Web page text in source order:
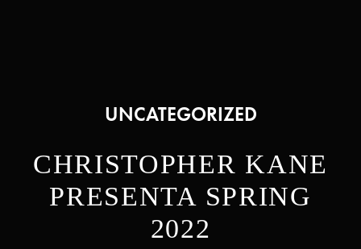
UNCATEGORIZED
CHRISTOPHER KANE
PRESENTA SPRING
2022